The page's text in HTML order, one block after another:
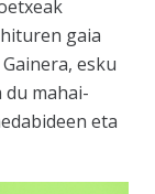
gaia
esku
mahai-
eta